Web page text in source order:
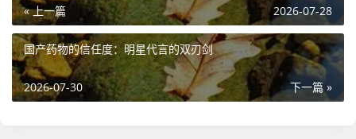
« 上一篇 2026-07-28
国产药物的信任度：明星代言的双刃剑
下一篇 »
2026-07-30